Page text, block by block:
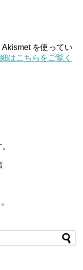
を使ってい
はこちらをご覧く